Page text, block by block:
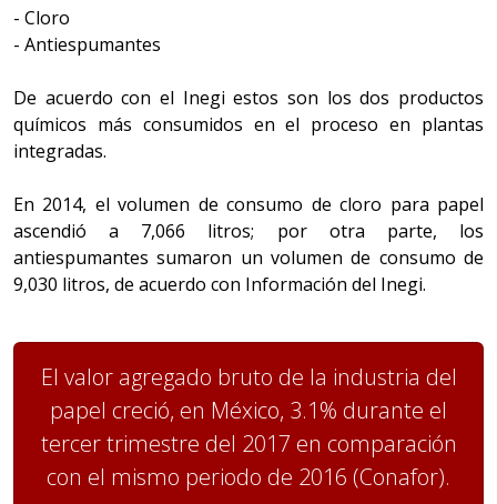
- Cloro
- Antiespumantes
De acuerdo con el Inegi estos son los dos productos
químicos más consumidos en el proceso en plantas
integradas.
En 2014, el volumen de consumo de cloro para papel
ascendió a 7,066 litros; por otra parte, los
antiespumantes sumaron un volumen de consumo de
9,030 litros, de acuerdo con Información del Inegi.
El valor agregado bruto de la industria del
papel creció, en México, 3.1% durante el
tercer trimestre del 2017 en comparación
con el mismo periodo de 2016 (Conafor).